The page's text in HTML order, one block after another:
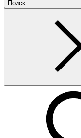
Поиск